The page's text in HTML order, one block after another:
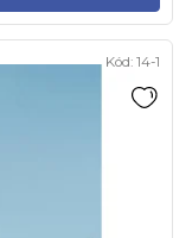
Kód: 14-1